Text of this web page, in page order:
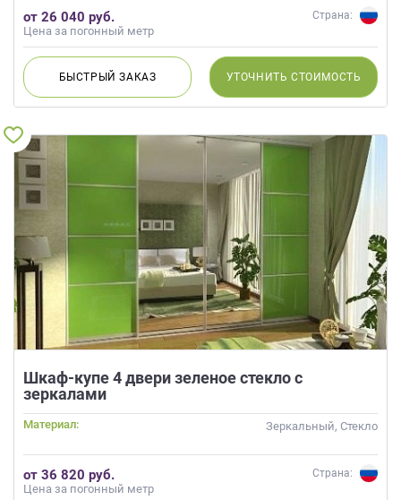
от 26 040 руб.
Цена за погонный метр
Страна:
БЫСТРЫЙЗАКАЗ УТОЧНИТЬ СТОИМОСТЬ
Шкаф-купе 4 двери зеленое стекло с
зеркалами
Материал: Зеркальный, Стекло
от 36 820 руб.
Цена за погонный метр
Страна: